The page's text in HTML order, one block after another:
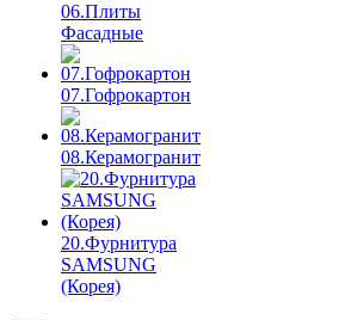
06.Плиты
Фасадные
07.Гофрокартон
08.Керамогранит
20.Фурнитура
SAMSUNG
(Корея)